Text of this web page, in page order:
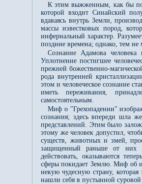
К этим выжженным, как бы
которой входит Синайский
вдаваясь внутрь Земли,
массы известковых пород,
инфернальный характер.
поздние времена; однако, тем не
Сознание Адамова
Уплотнение постигшее
прежней божественно-
рода внутренней
этом и человеческое сознание
иметь переживания,
самостоятельным.
Миф о "Грехопадении"
сознания; здесь впереди шла
представлений. Этим было
этому же человек допустил,
существ, животных и змей,
защищенный раньше от них
действовать, оказываются
сферы покидает Землю. Миф об
некую чудесную страну,
нашли себя в пустынной